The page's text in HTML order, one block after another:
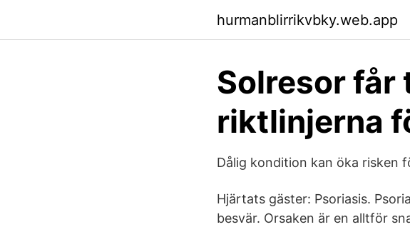
hurmanblirrikvbky.web.app
Solresor får
riktlinjerna
Dålig kondition kan öka risken
Hjärtats gäster: Psoriasis.
besvär. Orsaken är en alltför